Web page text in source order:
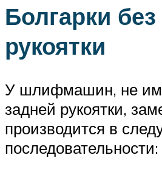
Болгарки
рукоятки
У шлифмашин, не
задней рукоятки,
производится в
последовательности: